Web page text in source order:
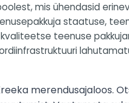
mis ühendasid
staatuse,
teenuse
merendusajaloos.